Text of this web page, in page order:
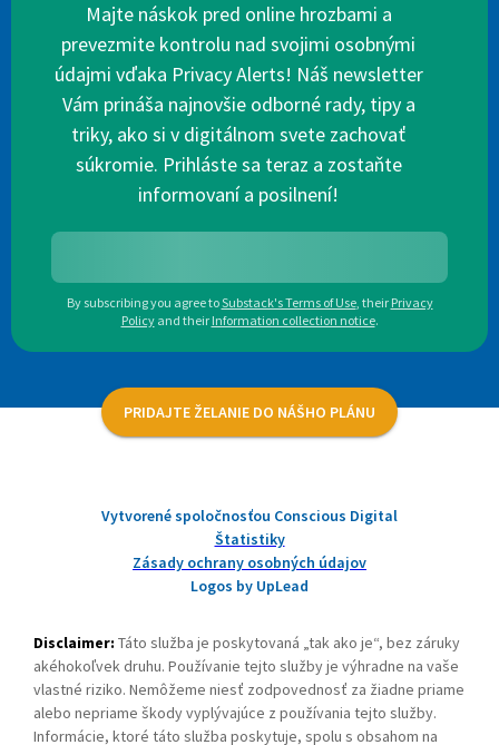
Majte náskok pred online hrozbami a
prevezmite kontrolu nad svojimi osobnými
údajmi vďaka Privacy Alerts! Náš newsletter
Vám prináša najnovšie odborné rady, tipy a
triky, ako si v digitálnom svete zachovať
súkromie. Prihláste sa teraz a zostaňte
informovaní a posilnení!
By subscribing you agree toSubstack's Terms of Use, their Privacy
Policy and their Information collection notice.
PRIDAJTE ŽELANIE DO NÁŠHO PLÁNU
Vytvorené spoločnosťou Conscious Digital
Štatistiky
Zásady ochrany osobných údajov
Logos by UpLead
Disclaimer: Táto služba je poskytovaná „tak ako je“, bez záruky
akéhokoľvek druhu. Používanie tejto služby je výhradne na vaše
vlastné riziko. Nemôžeme niesť zodpovednosť za žiadne priame
alebo nepriame škody vyplývajúce z používania tejto služby.
Informácie, ktoré táto služba poskytuje, spolu s obsahom na